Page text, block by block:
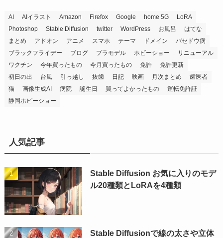
AI AIイラスト Amazon Firefox Google home 5G
LoRA
Photoshop
Stable Diffusion twitter WordPress お風呂
はてな
まとめ
アドオン アニメ スマホ テーマ ドメイン
バセドウ病
ブラックフライデー
ブログ プラモデル ホビーショー
リニューアル
ワクチン
今年買ったもの 今月買ったもの 免許
免許更新
初日の出
台風 引っ越し 抜歯 日記 映画 月次まとめ
歯医者
猫
画像生成AI 病院 誕生日 買ってよかったもの
運転免許証
静岡ホビーショー
人気記事
Stable Diffusion お気に入りのモデ
ル20種類とLoRAを4種類
Stable Diffusionで線の太さや立体